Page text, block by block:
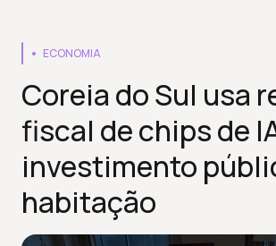
ECONOMIA
Coreia do Sul usa
fiscal de chips de
investimento
habitação